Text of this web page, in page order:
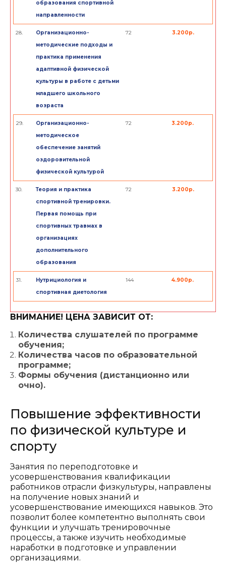
образования спортивной
направленности
28.
Организационно-
методические подходы и
практика применения
адаптивной физической
культуры в работе с детьми
младшего школьного
возраста
72 3.200р.
29.
Организационно-
методическое
обеспечение занятий
оздоровительной
физической культурой
72 3.200р.
30.
Теория и практика
спортивной тренировки.
Первая помощь при
спортивных травмах в
организациях
дополнительного
образования
72 3.200р.
31.
Нутрициология и
спортивная диетология
144 4.900р.
ВНИМАНИЕ! ЦЕНА ЗАВИСИТ ОТ:
Количества слушателей по программе
обучения;
Количества часов по образовательной
программе;
Формы обучения (дистанционно или
очно).
Повышение эффективности
по физической культуре и
спорту
Занятия по переподготовке и
усовершенствования квалификации
работников отрасли физкультуры, направлены
на получение новых знаний и
усовершенствование имеющихся навыков. Это
позволит более компетентно выполнять свои
функции и улучшать тренировочные
процессы, а также изучить необходимые
наработки в подготовке и управлении
организациями.